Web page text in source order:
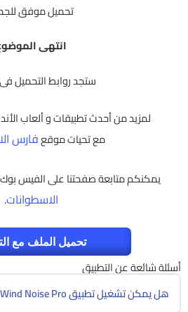
تحميل موفق
انتهى
ستجد روابط التحميل
لمزيد من أحدث تطبيقات و ألعاب
مع تحيات موقعفارس
يمكنكم متابعة صفحتنا على الفيس
الاسطوانات.
تحميل الملف مع
أسئلة شائعة عن التطبيق
هل يمكن تشغيل تطبيق Wind Noise Pro أثناء غلق الشاشة؟